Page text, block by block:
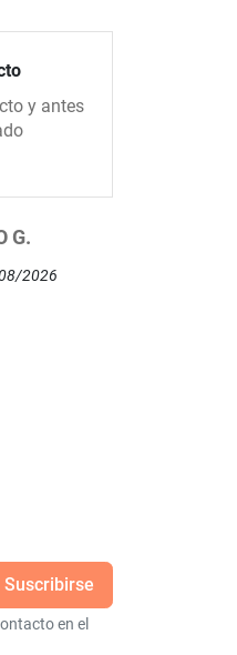
y antes
G.
2026
en el